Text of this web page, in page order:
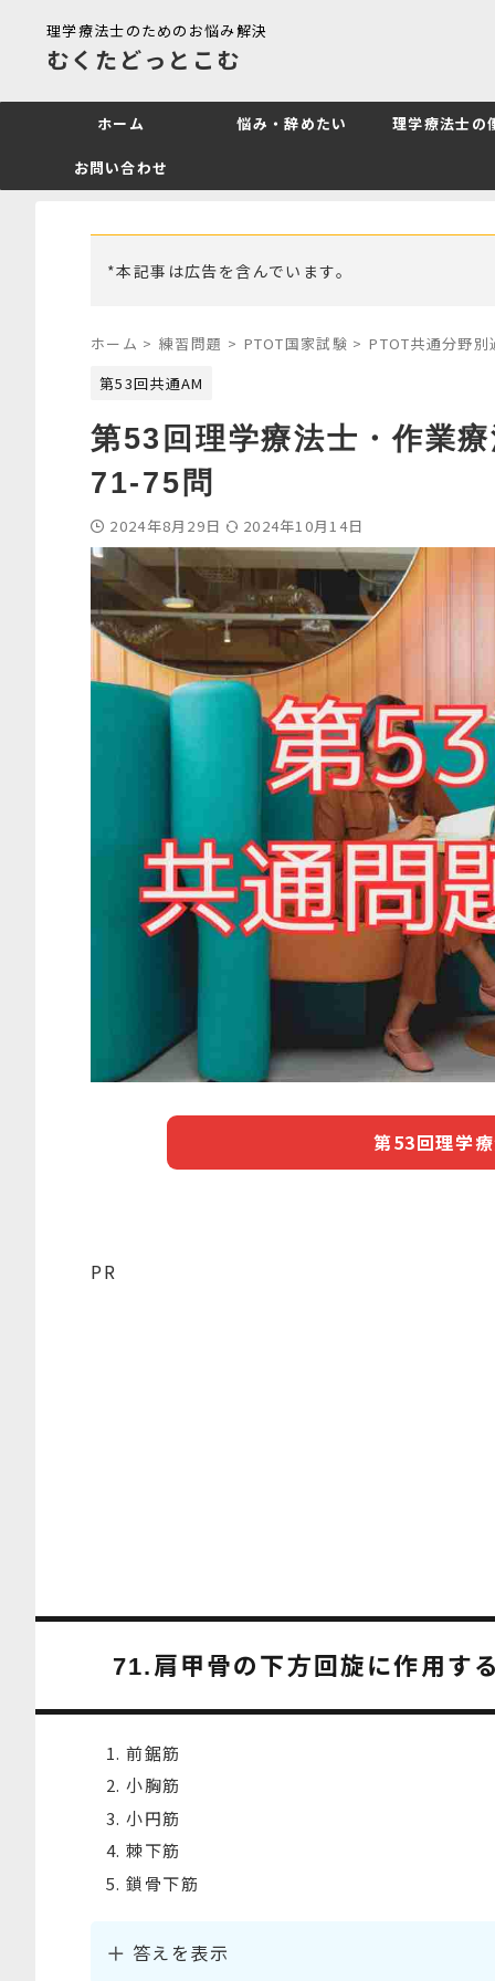
理学療法士のためのお悩み解決
むくたどっとこむ
ホーム 悩み・辞めたい 理学療法士の
お問い合わせ
*本記事は広告を含んでいます。
ホーム > 練習問題 > PTOT国家試験 > PTOT共通分野別
第53回共通AM
第53回理学療法士・作業
71-75問
2024年8月29日 2024年10月14日
第53回理学
PR
71. 肩甲骨の下方回旋に作用す
前鋸筋
小胸筋
小円筋
棘下筋
鎖骨下筋
答えを表示